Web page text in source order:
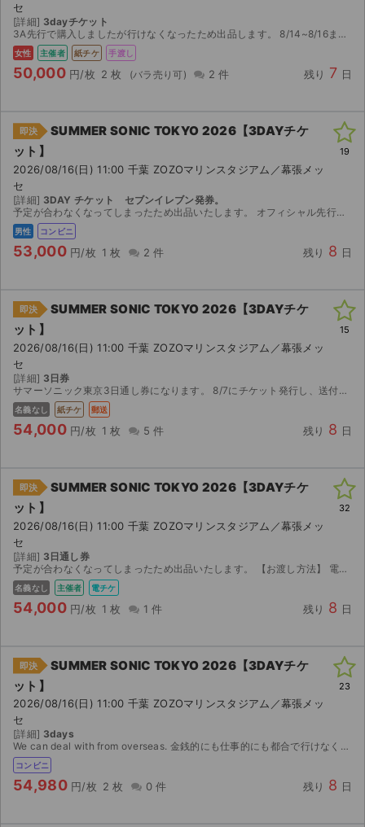
セ
[詳細] 3dayチケット
3A先行で購入しましたが行けなくなったため出品します。 8/14~8/16までの3dayチケットです 2枚まとめての場合は発券番号でお譲りします。
女性 主催者 紙チケ 手渡し
50,000 円/枚 2 枚 2 件 残り 7 日
即決
SUMMER SONIC TOKYO 2026【3DAYチケ
ット】
2026/08/16(日) 11:00 千葉 ZOZOマリンスタジアム／幕張メッ
セ
[詳細] 3DAY チケット セブンイレブン発券。
予定が合わなくなってしまったため出品いたします。 オフィシャル先行で当選したチケットです。 【お渡し方法】 セブンイレブン発券。チケット発券可能になりましたら、発券情報を取引連絡にてお送りしま...
男性 コンビニ
53,000 円/枚 1 枚 2 件 残り 8 日
19
即決
SUMMER SONIC TOKYO 2026【3DAYチケ
ット】
2026/08/16(日) 11:00 千葉 ZOZOマリンスタジアム／幕張メッ
セ
[詳細] 3日券
サマーソニック東京3日通し券になります。 8/7にチケット発行し、送付する流れになります。 購入後の入場トラブル等での返金しかねますのでよろしくお願いします。
名義なし 紙チケ 郵送
54,000 円/枚 1 枚 5 件 残り 8 日
15
即決
SUMMER SONIC TOKYO 2026【3DAYチケ
ット】
2026/08/16(日) 11:00 千葉 ZOZOマリンスタジアム／幕張メッ
セ
[詳細] 3日通し券
予定が合わなくなってしまったため出品いたします。 【お渡し方法】 電子チケット（イープラス）にて分配いたします。 分配可能になり次第、取引連絡にてURLをお送りします。 【注意事項】 公演が...
名義なし 主催者 電チケ
54,000 円/枚 1 枚 1 件 残り 8 日
32
即決
SUMMER SONIC TOKYO 2026【3DAYチケ
ット】
2026/08/16(日) 11:00 千葉 ZOZOマリンスタジアム／幕張メッ
セ
[詳細] 3days
We can deal with from overseas. 金銭的にも仕事的にも都合で行けなくなったためお譲りします。 公演3日前の14時より発券可能となります。よろしくお願いいたします。
コンビニ
54,980 円/枚 2 枚 0 件 残り 8 日
23